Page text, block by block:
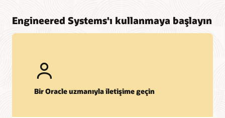
Engineered Systems'ı kullanmaya başlayın
Bir Oracle uzmanıyla iletişime geçin